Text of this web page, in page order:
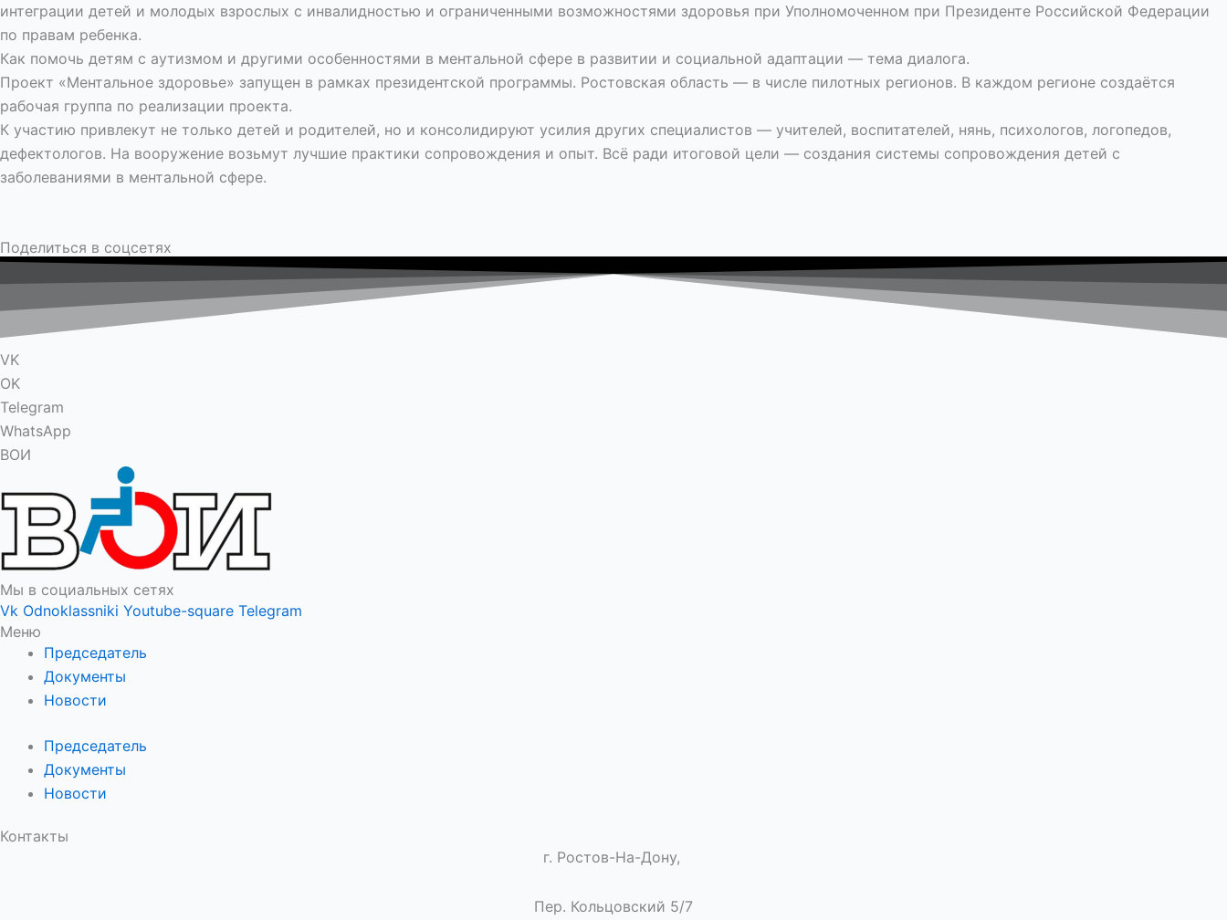
интеграции детей и молодых взрослых с инвалидностью и ограниченными возможностями здоровья при Уполномоченном при Президенте Российской Федерации
по правам ребенка.
Как помочь детям с аутизмом и другими особенностями в ментальной сфере в развитии и социальной адаптации — тема диалога.
Проект «Ментальное здоровье» запущен в рамках президентской программы. Ростовская область — в числе пилотных регионов. В каждом регионе создаётся
рабочая группа по реализации проекта.
К участию привлекут не только детей и родителей, но и консолидируют усилия других специалистов — учителей, воспитателей, нянь, психологов, логопедов,
дефектологов. На вооружение возьмут лучшие практики сопровождения и опыт. Всё ради итоговой цели — создания системы сопровождения детей с
заболеваниями в ментальной сфере.
Поделиться в соцсетях
VK
OK
Telegram
WhatsApp
ВОИ
Мы в социальных сетях
Vk Odnoklassniki Youtube-square Telegram
Меню
Председатель
Документы
Новости
Председатель
Документы
Новости
Контакты
г. Ростов-На-Дону,
Пер. Кольцовский 5/7